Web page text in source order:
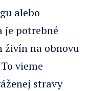
alebo
je potrebné
živín na obnovu
vieme
stravy